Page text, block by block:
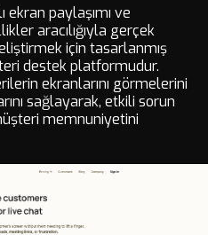
ekran paylaşımı ve
aracılığıyla gerçek
için tasarlanmış
destek platformudur.
ekranlarını görmelerini
sağlayarak, etkili sorun
memnuniyetini